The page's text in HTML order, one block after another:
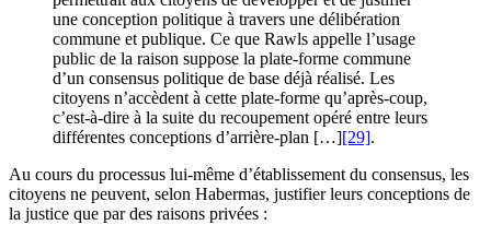
une conception politique à travers une délibération
commune et publique. Ce que Rawls appelle l’usage
public de la raison suppose la plate-forme commune
d’un consensus politique de base déjà réalisé. Les
citoyens n’accèdent à cette plate-forme qu’après-coup,
c’est-à-dire à la suite du recoupement opéré entre leurs
différentes conceptions d’arrière-plan […] [29].
Au cours du processus lui-même d’établissement du consensus, les
citoyens ne peuvent, selon Habermas, justifier leurs conceptions de
la justice que par des raisons privées :